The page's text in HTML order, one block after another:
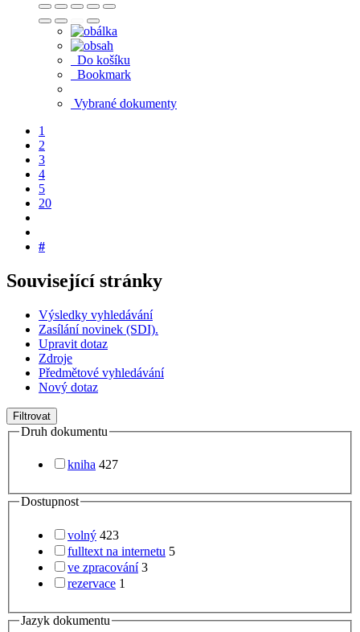
Do košíku
Bookmark
Vybrané dokumenty
1
2
3
4
5
20
#
Související stránky
Výsledky vyhledávání
Zasílání novinek (SDI).
Upravit dotaz
Zdroje
Předmětové vyhledávání
Nový dotaz
Filtrovat
Druh dokumentu
kniha 427
Dostupnost
volný 423
fulltext na internetu 5
ve zpracování 3
rezervace 1
Jazyk dokumentu